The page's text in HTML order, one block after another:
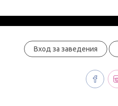
Вход за заведения